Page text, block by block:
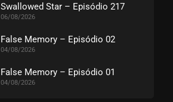
EPISÓDIO 62 (19)
Swallowed Star – Episódio 217
06/08/2026
False Memory – Episódio 02
04/08/2026
False Memory – Episódio 01
04/08/2026